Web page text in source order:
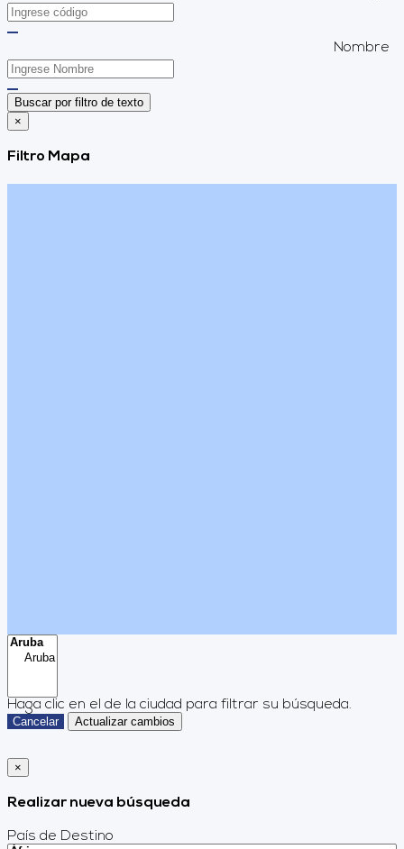
Nombre
Buscar por filtro de texto
×
Filtro Mapa
Haga clic en el de la ciudad para filtrar su búsqueda.
Cancelar Actualizar cambios
×
Realizar nueva búsqueda
País de Destino